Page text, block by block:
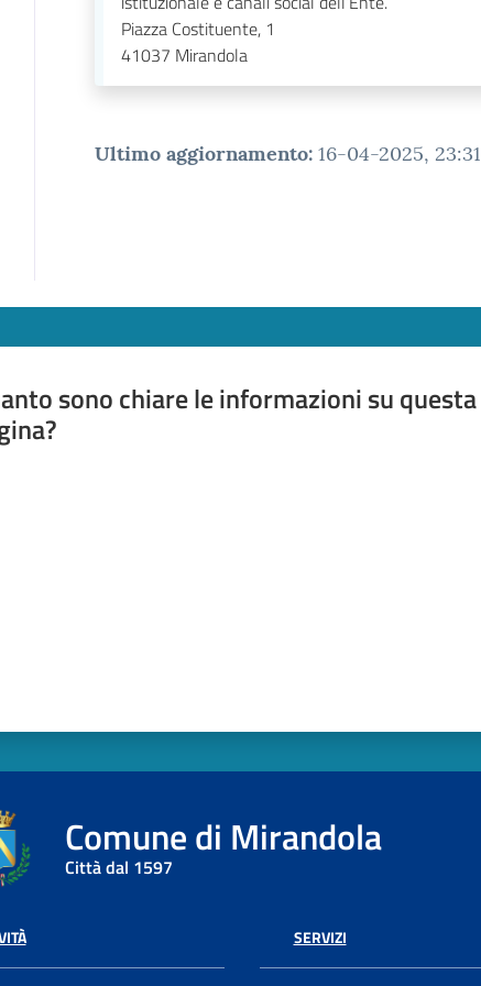
Piazza Costituente, 1
41037 Mirandola
Ultimo aggiornamento: 16-04-2025, 23:31
sono chiare le informazioni su questa
Comune di Mirandola
Città dal 1597
SERVIZI